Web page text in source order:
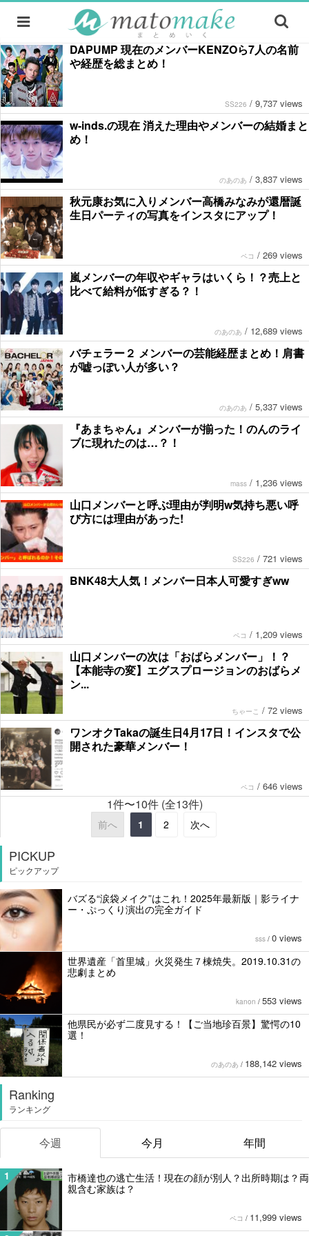
DAPUMP 現在のメンバーKENZOら7人の名前
や経歴を総まとめ！
SS226 / 9,737 views
w-inds.の現在 消えた理由やメンバーの結婚まと
め！
のあのあ / 3,837 views
秋元康お気に入りメンバー高橋みなみが還暦誕
生日パーティの写真をインスタにアップ！
ペコ / 269 views
嵐メンバーの年収やギャラはいくら！？売上と
比べて給料が低すぎる？！
のあのあ / 12,689 views
バチェラー２ メンバーの芸能経歴まとめ！肩書
が嘘っぽい人が多い？
のあのあ / 5,337 views
『あまちゃん』メンバーが揃った！のんのライ
ブに現れたのは…？！
mass / 1,236 views
山口メンバーと呼ぶ理由が判明w気持ち悪い呼
び方には理由があった!
SS226 / 721 views
BNK48大人気！メンバー日本人可愛すぎww
ペコ / 1,209 views
山口メンバーの次は「おばらメンバー」！？
【本能寺の変】エグスプロージョンのおばらメ
ン...
ちゃーこ / 72 views
ワンオクTakaの誕生日4月17日！インスタで公
開された豪華メンバー！
ペコ / 646 views
1件〜10件 (全13件)
前へ 1 2 次へ
PICKUP
ピックアップ
バズる“涙袋メイク”はこれ！2025年最新版｜影ライナ
ー・ぷっくり演出の完全ガイド
sss / 0 views
世界遺産「首里城」火災発生７棟焼失。2019.10.31の
悲劇まとめ
kanon / 553 views
他県民が必ず二度見する！【ご当地珍百景】驚愕の10
選！
のあのあ / 188,142 views
Ranking
ランキング
今週 今月 年間
1
市橋達也の逃亡生活！現在の顔が別人？出所時期は？両
親含む家族は？
ペコ / 11,999 views